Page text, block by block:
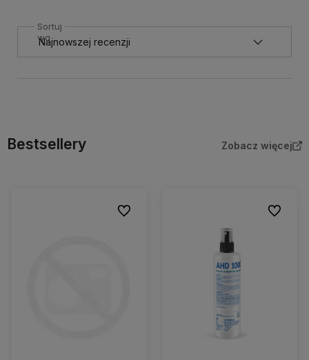
Sortuj
wg
Bestsellery Zobacz więcej
Do ulubionych Do